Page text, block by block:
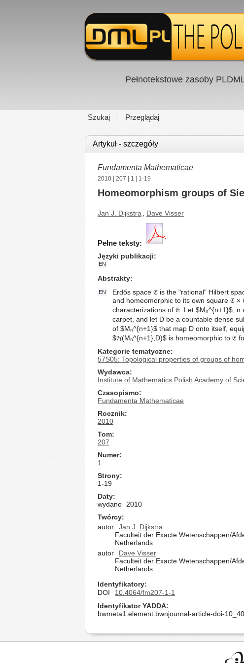
Pełnotekstowe zasoby
Szukaj Przeglądaj
Artykuł - szczegóły
Fundamenta Mathematicae
2010 207 1 | 1-19
Homeomorphism groups of
Jan J. Dijkstra Dave Visser
Pełne teksty:
Języki publikacji
EN
Abstrakty
EN
Erdős space 𝔈 is the "rational" Hilbert
and homeomorphic to its own square 𝔈
characterizations of 𝔈. Let $Mₙ^{n+1}$,
carpet, and let D be a countable dense
of $Mₙ^{n+1}$ that map D onto itself,
$𝓗(Mₙ^{n+1},D)$ is homeomorphic to 𝔈
Kategorie tematyczne
57S05: Topological properties of groups of
Wydawca
Institute of Mathematics Polish Academy of
Czasopismo
Fundamenta Mathematicae
Rocznik
2010
Tom
207
Numer
1
Strony
1-19
Daty
wydano
2010
Twórcy
autor
Jan J. Dijkstra
Faculteit der Exacte Wetenschappen/
Netherlands
autor
Dave Visser
Faculteit der Exacte Wetenschappen/
Netherlands
Identyfikatory
DOI
10.4064/fm207-1-1
Identyfikator YADDA
bwmeta1.element.bwnjournal-article-doi-